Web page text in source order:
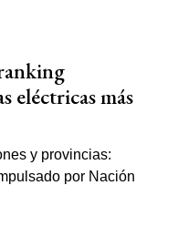
eléctricas más